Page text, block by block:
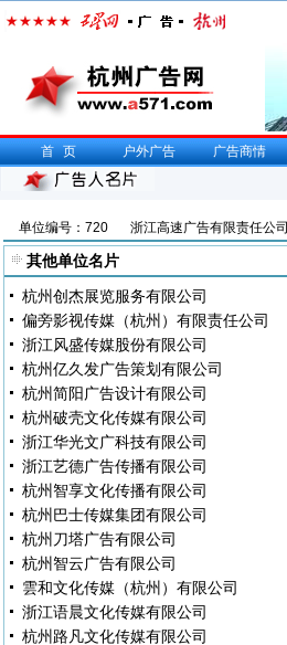
首页 户外广告 广告商情
单位编号：720 浙江高速广告有限责任公司
其他单位名片
杭州创杰展览服务有限公司
偏旁影视传媒（杭州）有限责任公司
浙江风盛传媒股份有限公司
杭州亿久发广告策划有限公司
杭州简阳广告设计有限公司
杭州破壳文化传媒有限公司
浙江华光文广科技有限公司
浙江艺德广告传播有限公司
杭州智享文化传播有限公司
杭州巴士传媒集团有限公司
杭州刀塔广告有限公司
杭州智云广告有限公司
雲和文化传媒（杭州）有限公司
浙江语晨文化传媒有限公司
杭州路凡文化传媒有限公司